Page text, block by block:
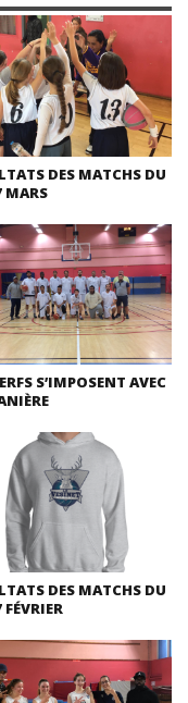
DES MATCHS DU
MARS
S’IMPOSENT AVEC
DES MATCHS DU